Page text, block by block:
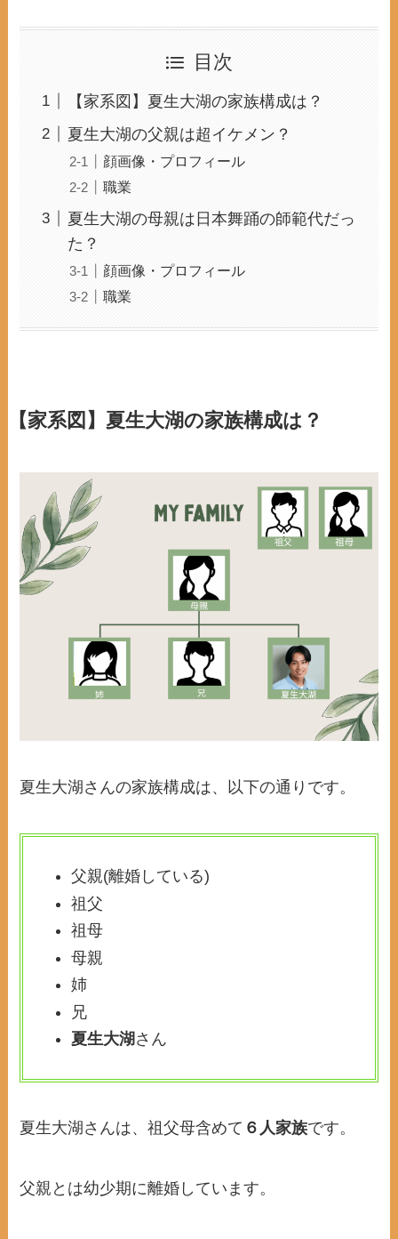
目次
【家系図】夏生大湖の家族構成は？
夏生大湖の父親は超イケメン？
顔画像・プロフィール
職業
夏生大湖の母親は日本舞踊の師範代だっ
た？
顔画像・プロフィール
職業
【家系図】夏生大湖の家族構成は？
夏生大湖さんの家族構成は、以下の通りです。
父親(離婚している)
祖父
祖母
母親
姉
兄
夏生大湖 さん
夏生大湖さんは、祖父母含めて ６人家族です。
父親とは幼少期に離婚しています。